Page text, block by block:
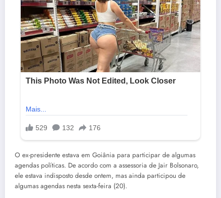
O ex-presidente estava em Goiânia para participar de algumas
agendas políticas. De acordo com a assessoria de Jair Bolsonaro,
ele estava indisposto desde ontem, mas ainda participou de
algumas agendas nesta sexta-feira (20).